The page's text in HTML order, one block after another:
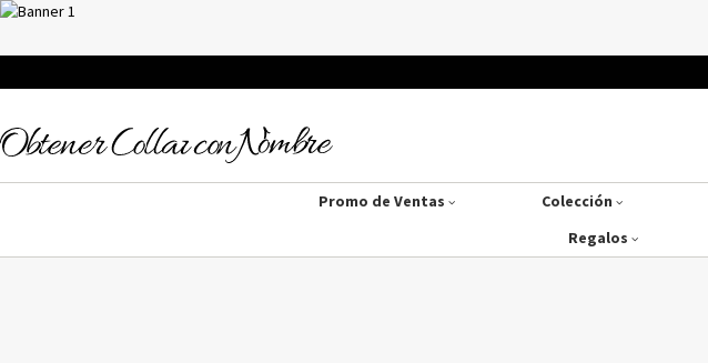
Promo de Ventas Colección
Regalos